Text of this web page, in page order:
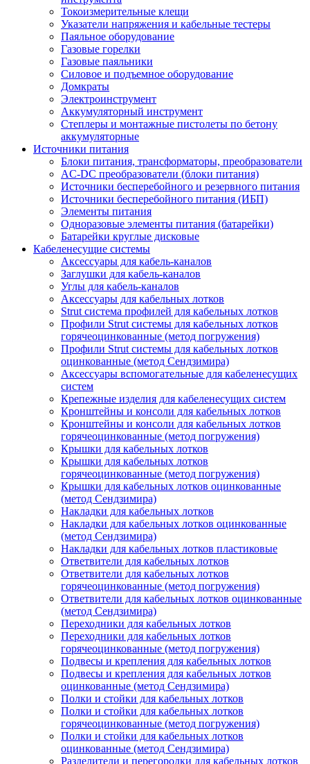
Токоизмерительные клещи
Указатели напряжения и кабельные тестеры
Паяльное оборудование
Газовые горелки
Газовые паяльники
Силовое и подъемное оборудование
Домкраты
Электроинструмент
Аккумуляторный инструмент
Степлеры и монтажные пистолеты по бетону
аккумуляторные
Источники питания
Блоки питания, трансформаторы, преобразователи
AC-DC преобразователи (блоки питания)
Источники бесперебойного и резервного питания
Источники бесперебойного питания (ИБП)
Элементы питания
Одноразовые элементы питания (батарейки)
Батарейки круглые дисковые
Кабеленесущие системы
Аксессуары для кабель-каналов
Заглушки для кабель-каналов
Углы для кабель-каналов
Аксессуары для кабельных лотков
Strut система профилей для кабельных лотков
Профили Strut системы для кабельных лотков
горячеоцинкованные (метод погружения)
Профили Strut системы для кабельных лотков
оцинкованные (метод Сендзимира)
Аксессуары вспомогательные для кабеленесущих
систем
Крепежные изделия для кабеленесущих систем
Кронштейны и консоли для кабельных лотков
Кронштейны и консоли для кабельных лотков
горячеоцинкованные (метод погружения)
Крышки для кабельных лотков
Крышки для кабельных лотков
горячеоцинкованные (метод погружения)
Крышки для кабельных лотков оцинкованные
(метод Сендзимира)
Накладки для кабельных лотков
Накладки для кабельных лотков оцинкованные
(метод Сендзимира)
Накладки для кабельных лотков пластиковые
Ответвители для кабельных лотков
Ответвители для кабельных лотков
горячеоцинкованные (метод погружения)
Ответвители для кабельных лотков оцинкованные
(метод Сендзимира)
Переходники для кабельных лотков
Переходники для кабельных лотков
горячеоцинкованные (метод погружения)
Подвесы и крепления для кабельных лотков
Подвесы и крепления для кабельных лотков
оцинкованные (метод Сендзимира)
Полки и стойки для кабельных лотков
Полки и стойки для кабельных лотков
горячеоцинкованные (метод погружения)
Полки и стойки для кабельных лотков
оцинкованные (метод Сендзимира)
Разделители и перегородки для кабельных лотков